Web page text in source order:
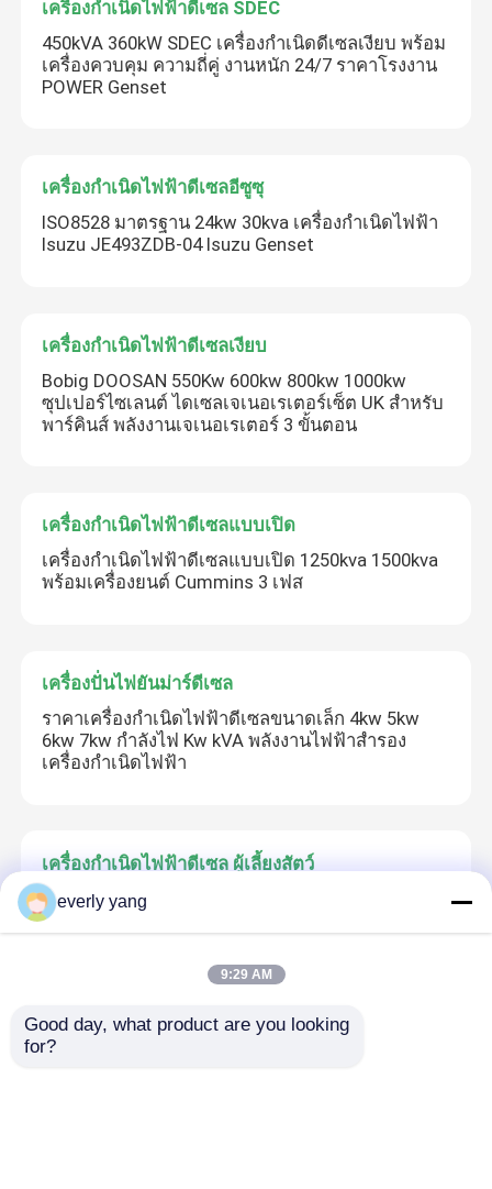
เครื่องกำเนิดไฟฟ้าดีเซล SDEC
450kVA 360kW SDEC เครื่องกําเนิดดีเซลเงียบ พร้อม
เครื่องควบคุม ความถี่คู่ งานหนัก 24/7 ราคาโรงงาน
POWER Genset
เครื่องกำเนิดไฟฟ้าดีเซลอีซูซุ
ISO8528 มาตรฐาน 24kw 30kva เครื่องกำเนิดไฟฟ้า
Isuzu JE493ZDB-04 Isuzu Genset
เครื่องกำเนิดไฟฟ้าดีเซลเงียบ
Bobig DOOSAN 550Kw 600kw 800kw 1000kw
ซุปเปอร์ไซเลนต์ ไดเซลเจเนอเรเตอร์เซ็ต UK สําหรับ
พาร์คินส์ พลังงานเจเนอเรเตอร์ 3 ขั้นตอน
เครื่องกำเนิดไฟฟ้าดีเซลแบบเปิด
เครื่องกำเนิดไฟฟ้าดีเซลแบบเปิด 1250kva 1500kva
พร้อมเครื่องยนต์ Cummins 3 เฟส
เครื่องปั่นไฟยันม่าร์ดีเซล
ราคาเครื่องกำเนิดไฟฟ้าดีเซลขนาดเล็ก 4kw 5kw
6kw 7kw กำลังไฟ Kw kVA พลังงานไฟฟ้าสำรอง
เครื่องกำเนิดไฟฟ้า
เครื่องกำเนิดไฟฟ้าดีเซล ผู้เลี้ยงสัตว์
โจ๊กเนอร์ Baudouin 800kva 900kva 1000kva เครื่อง
กําเนิดไฟฟ้าดีเซล แบบเปิดเงียบ เครื่องกําเนิดไฟฟ้า
everly yang
9:29 AM
Good day, what product are you looking
for?